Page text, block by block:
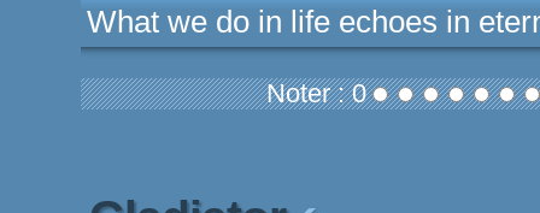
What we do in life echoes in
Noter : 0